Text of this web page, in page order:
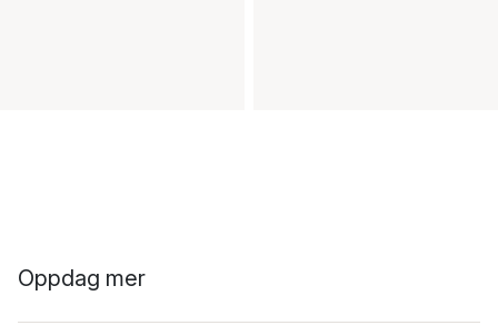
Oppdag mer